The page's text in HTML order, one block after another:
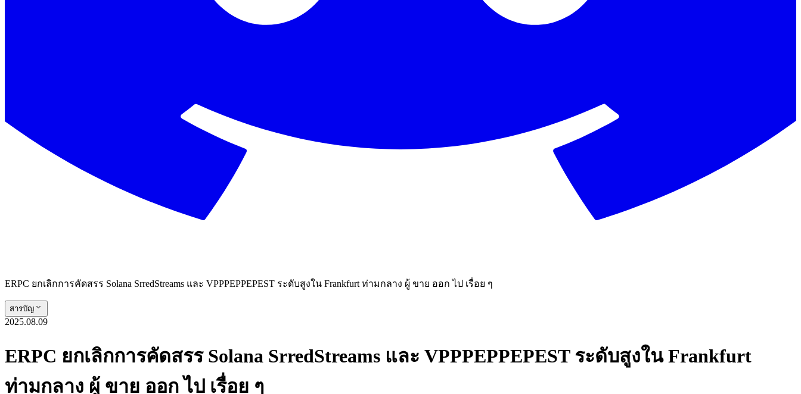
ERPC ยกเลิกการคัดสรร Solana SrredStreams และ VPPPEPPEPEST ระดับสูงใน Frankfurt ท่ามกลาง ผู้ ขาย ออก ไป เรื่อย ๆ
สารบัญ
2025.08.09
ERPC ยกเลิกการคัดสรร Solana SrredStreams และ VPPPEPPEPEST ระดับสูงใน Frankfurt
ท่ามกลาง ผู้ ขาย ออก ไป เรื่อย ๆ